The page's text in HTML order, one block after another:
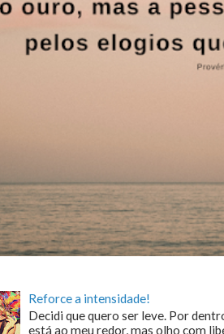
Reforce a intensidade!
Decidi que quero ser leve. Por
está ao meu redor, mas olho com